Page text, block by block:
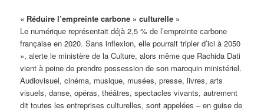
« Réduire l’empreinte carbone » culturelle »
Le numérique représentait déjà 2,5 % de l’empreinte carbone
française en 2020. Sans inflexion, elle pourrait tripler d’ici à 2050
», alerte le ministère de la Culture, alors même que Rachida Dati
vient à peine de prendre possession de son maroquin ministériel.
Audiovisuel, cinéma, musique, musées, presse, livres, arts
visuels, danse, opéras, théâtres, spectacles vivants, autrement
dit toutes les entreprises culturelles, sont appelées – en guise de